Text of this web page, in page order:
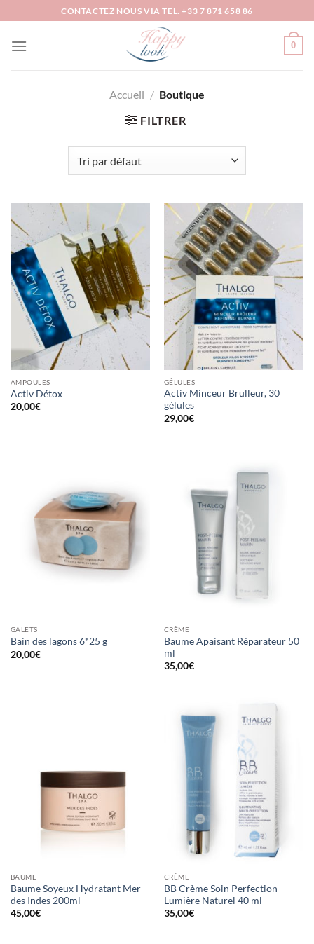
au
contenu
CONTACTEZ NOUS VIA TEL. +33 7 871 658 86
0
Accueil / Boutique
FILTRER
AMPOULES
Activ Détox
20,00€
GÉLULES
Activ Minceur Brulleur, 30
gélules
29,00€
GALETS
Bain des lagons 6*25 g
20,00€
CRÈME
Baume Apaisant Réparateur 50
ml
35,00€
BAUME
Baume Soyeux Hydratant Mer
des Indes 200ml
45,00€
CRÈME
BB Crème Soin Perfection
Lumière Naturel 40 ml
35,00€